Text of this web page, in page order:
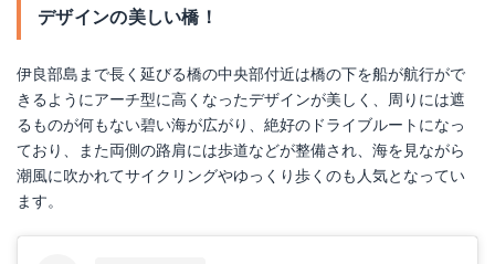
デザインの美しい橋！
伊良部島まで長く延びる橋の中央部付近は橋の下を船が航行がで
きるようにアーチ型に高くなったデザインが美しく、周りには遮
るものが何もない碧い海が広がり、絶好のドライブルートになっ
ており、また両側の路肩には歩道などが整備され、海を見ながら
潮風に吹かれてサイクリングやゆっくり歩くのも人気となってい
ます。